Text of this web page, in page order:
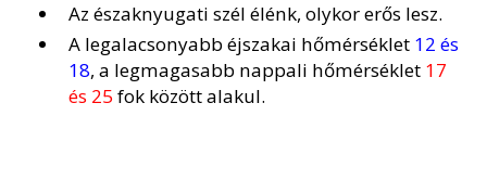
Az északnyugati szél élénk, olykor erős lesz.
A legalacsonyabb éjszakai hőmérséklet 12 és
18, a legmagasabb nappali hőmérséklet 17
és 25 fok között alakul.